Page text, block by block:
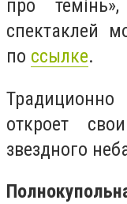
про
спектаклей
по ссылке.
откроет
звездного